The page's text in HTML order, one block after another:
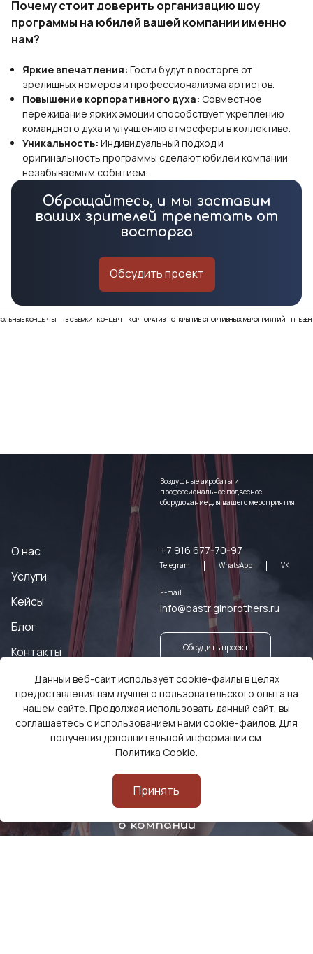
Почему стоит доверить организацию шоу
программы на юбилей вашей компании именно
нам?
Яркие впечатления: Гости будут в восторге от
зрелищных номеров и профессионализма артистов.
Повышение корпоративного духа: Совместное
переживание ярких эмоций способствует укреплению
командного духа и улучшению атмосферы в коллективе.
Уникальность: Индивидуальный подход и
оригинальность программы сделают юбилей компании
незабываемым событием.
Обращайтесь, и мы заставим
ваших зрителей трепетать от
восторга
Обсудить проект
ТВ СЪЕМКИ КОНЦЕРТ КОРПОРАТИВ ОТКРЫТИЕ СПОРТИВНЫХ МЕРОПРИЯТИЙ ПРЕЗЕНТАЦИЯ
Воздушные акробаты и
профессиональное подвесное
оборудование для вашего мероприятия
О нас
Услуги
Кейсы
Блог
Контакты
+7 916 677-70-97
Telegram WhatsApp VK
E-mail
info@bastriginbrothers.ru
Обсудить проект
Заказать оборудование
Смотреть видео
о компании
Данный веб-сайт использует cookie-файлы в целях
предоставления вам лучшего пользовательского опыта на
нашем сайте. Продолжая использовать данный сайт, вы
соглашаетесь с использованием нами cookie-файлов. Для
получения дополнительной информации см.
Политика Cookie.
Принять